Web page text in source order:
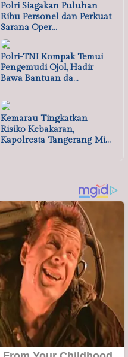
Polri Siagakan Puluhan
Ribu Personel dan Perkuat
Sarana Oper…
Polri-TNI Kompak Temui
Pengemudi Ojol, Hadir
Bawa Bantuan da…
Kemarau Tingkatkan
Risiko Kebakaran,
Kapolresta Tangerang Mi…